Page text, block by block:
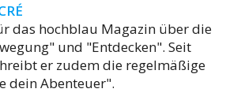
das hochblau Magazin über die
und "Entdecken". Seit
er zudem die regelmäßige
dein Abenteuer".